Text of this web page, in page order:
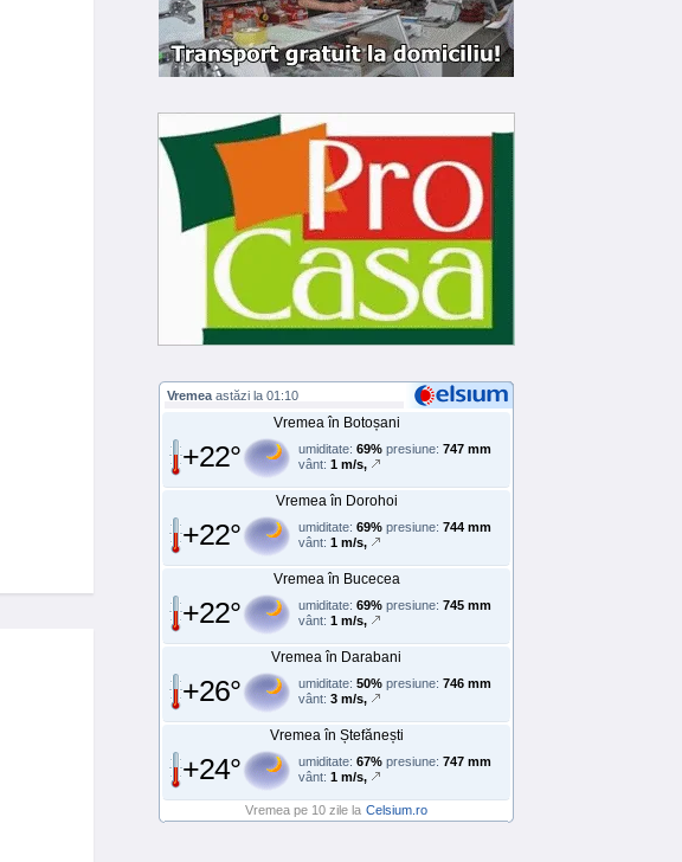
Vremea astăzi la 01:10
Vremea în Botoșani
+22° umiditate: 69% presiune: 747 mm
vânt: 1 m/s,
Vremea în Dorohoi
+22° umiditate: 69% presiune: 744 mm
vânt: 1 m/s,
Vremea în Bucecea
+22° umiditate: 69% presiune: 745 mm
vânt: 1 m/s,
Vremea în Darabani
+26° umiditate: 50% presiune: 746 mm
vânt: 3 m/s,
Vremea în Ștefănești
+24° umiditate: 67% presiune: 747 mm
vânt: 1 m/s,
Vremea pe 10 zile la Celsium.ro